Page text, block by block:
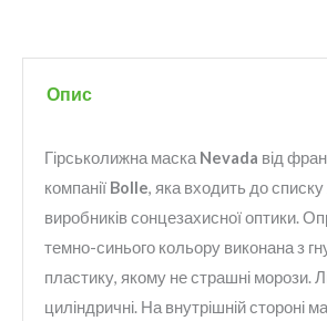
Опис
Гірськолижна маска Nevada від
компанії Bolle, яка входить до списку
виробників сонцезахисної оптики.
темно-синього кольору виконана з
пластику, якому не страшні морози.
циліндричні. На внутрішній стороні